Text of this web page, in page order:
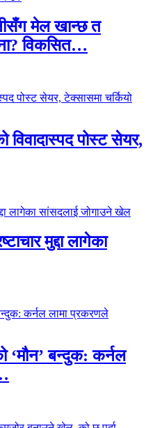
मेल खान्छ त
विकसित…
विवादास्पद पोस्ट सेयर,
मुद्दा लागेका
‘मौन’ बन्दुक: कर्नल